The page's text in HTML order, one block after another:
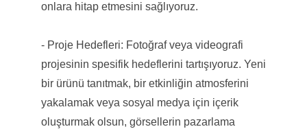
onlara hitap etmesini sağlıyoruz.
- Proje Hedefleri: Fotoğraf veya videografi
projesinin spesifik hedeflerini tartışıyoruz. Yeni
bir ürünü tanıtmak, bir etkinliğin atmosferini
yakalamak veya sosyal medya için içerik
oluşturmak olsun, görsellerin pazarlama